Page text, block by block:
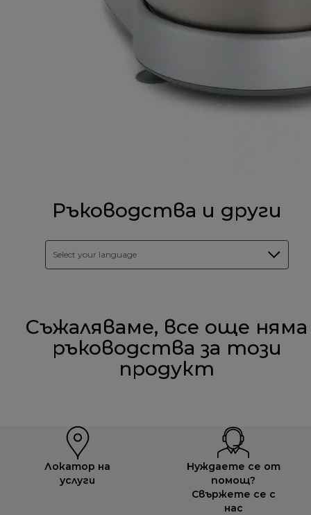
Ръководства и други
Select your language
Съжаляваме, все още няма
ръководства за този
продукт
Локатор на
услуги
Нуждаете се от
помощ?
Свържете се с
нас